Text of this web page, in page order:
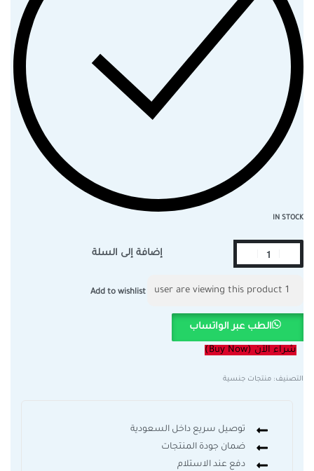
IN STOCK
إضافة إلى السلة
1
Add to wishlist
الطب عبر الواتساب
شراء الآن (Buy Now)
التصنيف: منتجات جنسية
توصيل سريع داخل السعودية
ضمان جودة المنتجات
دفع عند الاستلام